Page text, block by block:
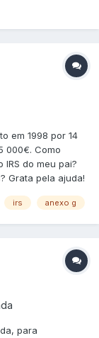
em 1998 por 14
000€. Como
do meu pai?
Grata pela ajuda!
irs anexo g
para